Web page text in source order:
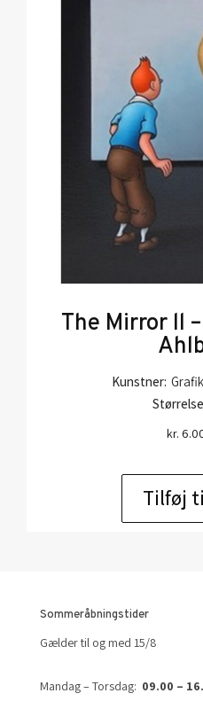
The Mirror ll
Kunstner:
kr.
Tilføj
Sommeråbningstider
Gælder til og med 15/8
Mandag – Torsdag: 09.00 –